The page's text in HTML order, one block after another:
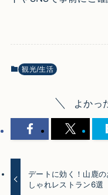
観光/生活
よかっ
デートに効く！山鹿の
しゃれレストラン6選